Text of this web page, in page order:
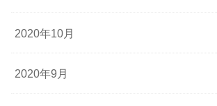
2020年10月
2020年9月